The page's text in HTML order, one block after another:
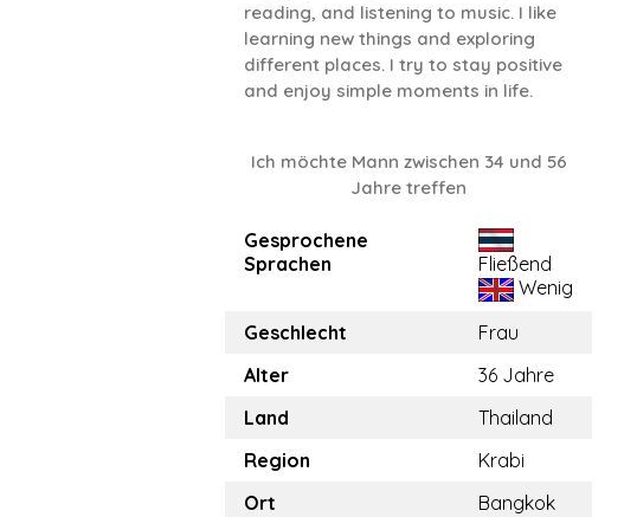
reading, and listening to music. I like
learning new things and exploring
different places. I try to stay positive
and enjoy simple moments in life.
Ich möchte Mann zwischen 34 und 56
Jahre treffen
Gesprochene
Sprachen
Fließend
Wenig
Geschlecht
Frau
Alter
36 Jahre
Land
Thailand
Region
Krabi
Ort
Bangkok